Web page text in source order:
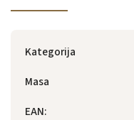
Kategorija
Masa
EAN: